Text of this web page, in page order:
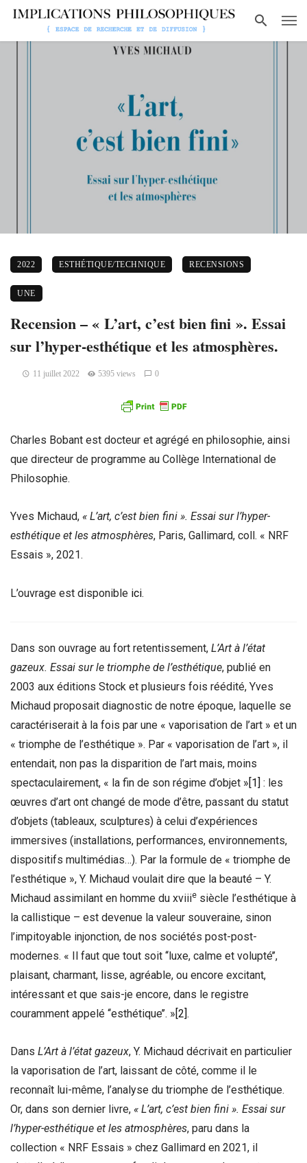
2022 ESTHÉTIQUE/TECHNIQUE RECENSIONS
UNE
Recension – « L’art, c’est bien fini ». Essai
sur l’hyper-esthétique et les atmosphères.
11 juillet 2022 5395 views 0
Charles Bobant est docteur et agrégé en philosophie, ainsi
que directeur de programme au Collège International de
Philosophie.
Yves Michaud, « L’art, c’est bien fini ». Essai sur l’hyper-
esthétique et les atmosphères, Paris, Gallimard, coll. « NRF
Essais », 2021.
L’ouvrage est disponible ici.
Dans son ouvrage au fort retentissement, L’Art à l’état
gazeux. Essai sur le triomphe de l’esthétique, publié en
2003 aux éditions Stock et plusieurs fois réédité, Yves
Michaud proposait diagnostic de notre époque, laquelle se
caractériserait à la fois par une « vaporisation de l’art » et un
« triomphe de l’esthétique ». Par « vaporisation de l’art », il
entendait, non pas la disparition de l’art mais, moins
spectaculairement, « la fin de son régime d’objet »[1] : les
œuvres d’art ont changé de mode d’être, passant du statut
d’objets (tableaux, sculptures) à celui d’expériences
immersives (installations, performances, environnements,
dispositifs multimédias…). Par la formule de « triomphe de
l’esthétique », Y. Michaud voulait dire que la beauté – Y.
Michaud assimilant en homme du xviiie siècle l’esthétique à
la callistique – est devenue la valeur souveraine, sinon
l’impitoyable injonction, de nos sociétés post-post-
modernes. « Il faut que tout soit ‘‘luxe, calme et volupté’’,
plaisant, charmant, lisse, agréable, ou encore excitant,
intéressant et que sais-je encore, dans le registre
couramment appelé ‘‘esthétique’’. »[2].
Dans L’Art à l’état gazeux, Y. Michaud décrivait en particulier
la vaporisation de l’art, laissant de côté, comme il le
reconnaît lui-même, l’analyse du triomphe de l’esthétique.
Or, dans son dernier livre, « L’art, c’est bien fini ». Essai sur
l’hyper-esthétique et les atmosphères, paru dans la
collection « NRF Essais » chez Gallimard en 2021, il